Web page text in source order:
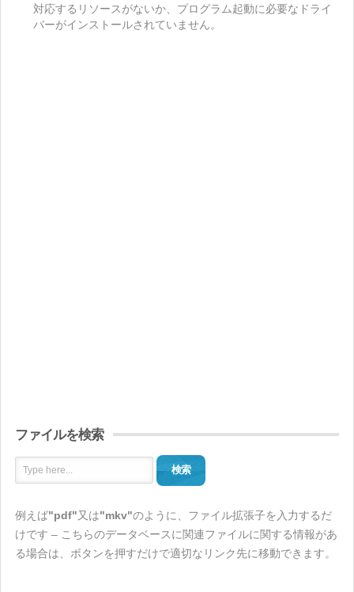
対応するリソースがないか、プログラム起動に必要なドライ
バーがインストールされていません。
ファイルを検索
検索
例えば"pdf"又は"mkv"のように、ファイル拡張子を入力するだ
けです – こちらのデータベースに関連ファイルに関する情報があ
る場合は、ボタンを押すだけで適切なリンク先に移動できます。